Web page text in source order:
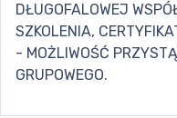
DŁUGOFALOWEJ
SZKOLENIA,
- MOŻLIWOŚĆ
GRUPOWEGO.